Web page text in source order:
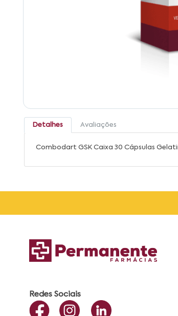
Detalhes Avaliações
Combodart GSK Caixa 30 Cápsulas
Redes Sociais